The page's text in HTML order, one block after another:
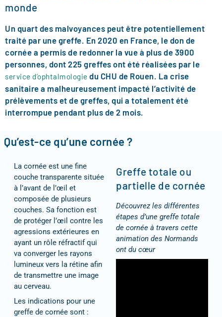
monde
Un quart des malvoyances peut être potentiellement
traité par une greffe. En 2020 en France, le don de
cornée a permis de redonner la vue à plus de 3900
personnes, dont 225 greffes ont été réalisées par le
service d’ophtalmologie du CHU de Rouen. La crise
sanitaire a malheureusement impacté l’activité de
prélèvements et de greffes, qui a totalement été
interrompue pendant plus de 2 mois.
Qu’est-ce qu’une cornée ?
La cornée est une fine
couche transparente située
à l’avant de l’œil et
composée de plusieurs
couches. Sa fonction est
de protéger l’œil contre les
agressions extérieures en
ayant un rôle réfractif qui
va converger les rayons
lumineux vers la rétine afin
de transmettre une image
au cerveau.
Les indications pour une
greffe de cornée sont :
Greffe totale ou
partielle de cornée
Découvrez les différentes
étapes d’une greffe totale
de cornée à travers cette
animation des Normands
ont du cœur